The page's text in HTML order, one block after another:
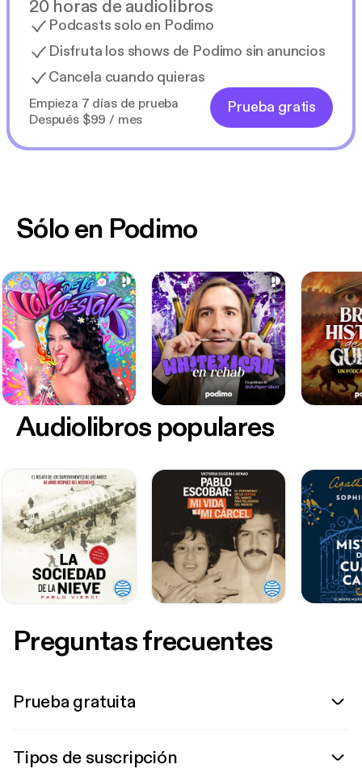
20 horas de audiolibros
Podcasts solo en Podimo
Disfruta los shows de Podimo sin anuncios
Cancela cuando quieras
Empieza 7 días de prueba
Después $99 / mes
Prueba gratis
Sólo en Podimo
Audiolibros populares
Preguntas frecuentes
Prueba gratuita
Tipos de suscripción